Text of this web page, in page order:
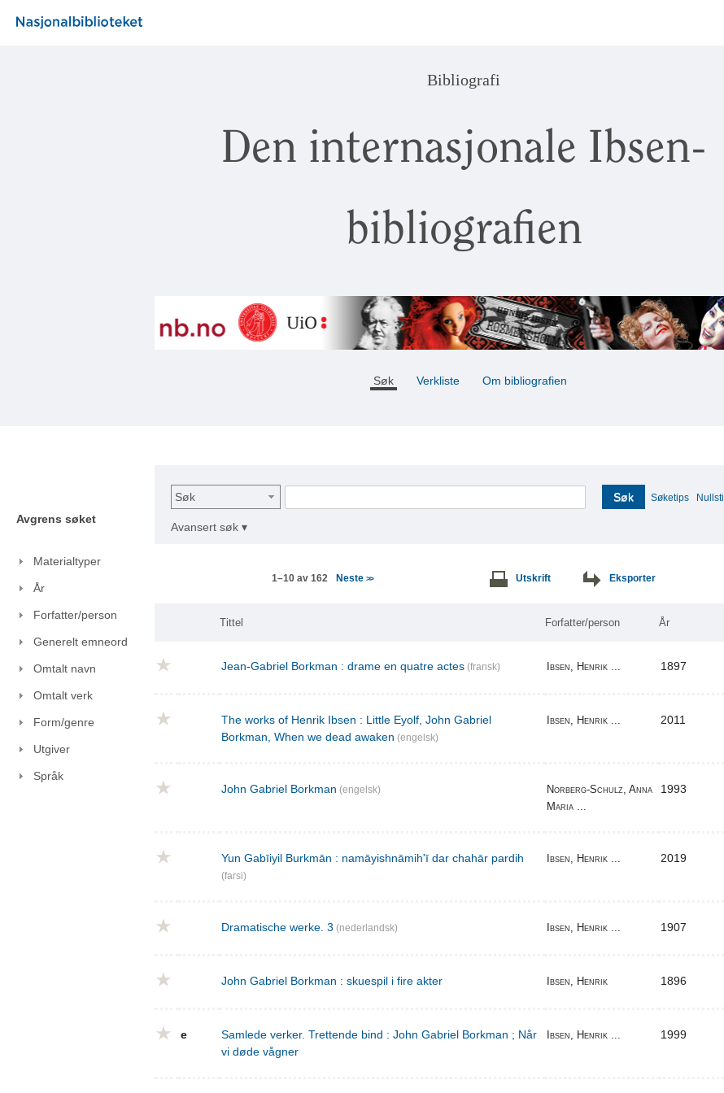
Bibliografi
Den internasjonale Ibsen-
bibliografien
Søk Verkliste Om bibliografien
Avgrens søket
Materialtyper
År
Forfatter/person
Generelt emneord
Omtalt navn
Omtalt verk
Form/genre
Utgiver
Språk
Søk Søk Søketips Nullstill
Avansert søk ▾
1–10 av 162 Neste >> Utskrift Eksporter
Tittel Forfatter/person År
Jean-Gabriel Borkman : drame en quatre actes (fransk) Ibsen, Henrik ... 1897
The works of Henrik Ibsen : Little Eyolf, John Gabriel
Borkman, When we dead awaken (engelsk)
Ibsen, Henrik ... 2011
John Gabriel Borkman (engelsk)
Norberg-Schulz, Anna
Maria ...
1993
Yun Gabīiyil Burkmān : namāyishnāmihʹī dar chahār pardih
(farsi)
Ibsen, Henrik ... 2019
Dramatische werke. 3 (nederlandsk) Ibsen, Henrik ... 1907
John Gabriel Borkman : skuespil i fire akter Ibsen, Henrik 1896
e
Samlede verker. Trettende bind : John Gabriel Borkman ; Når
vi døde vågner
Ibsen, Henrik ... 1999